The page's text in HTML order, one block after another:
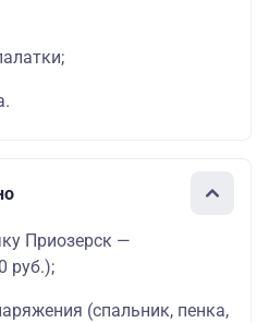
Приозерск —
руб.);
(спальник, пенка,